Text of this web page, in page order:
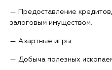
— Предоставление
залоговым имуществом.
— Азартные игры.
— Добыча полезных